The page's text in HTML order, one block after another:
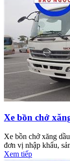
Xe bồn chở
Xe bồn chở xăng
đơn vị nhập khẩu,
Xem tiếp